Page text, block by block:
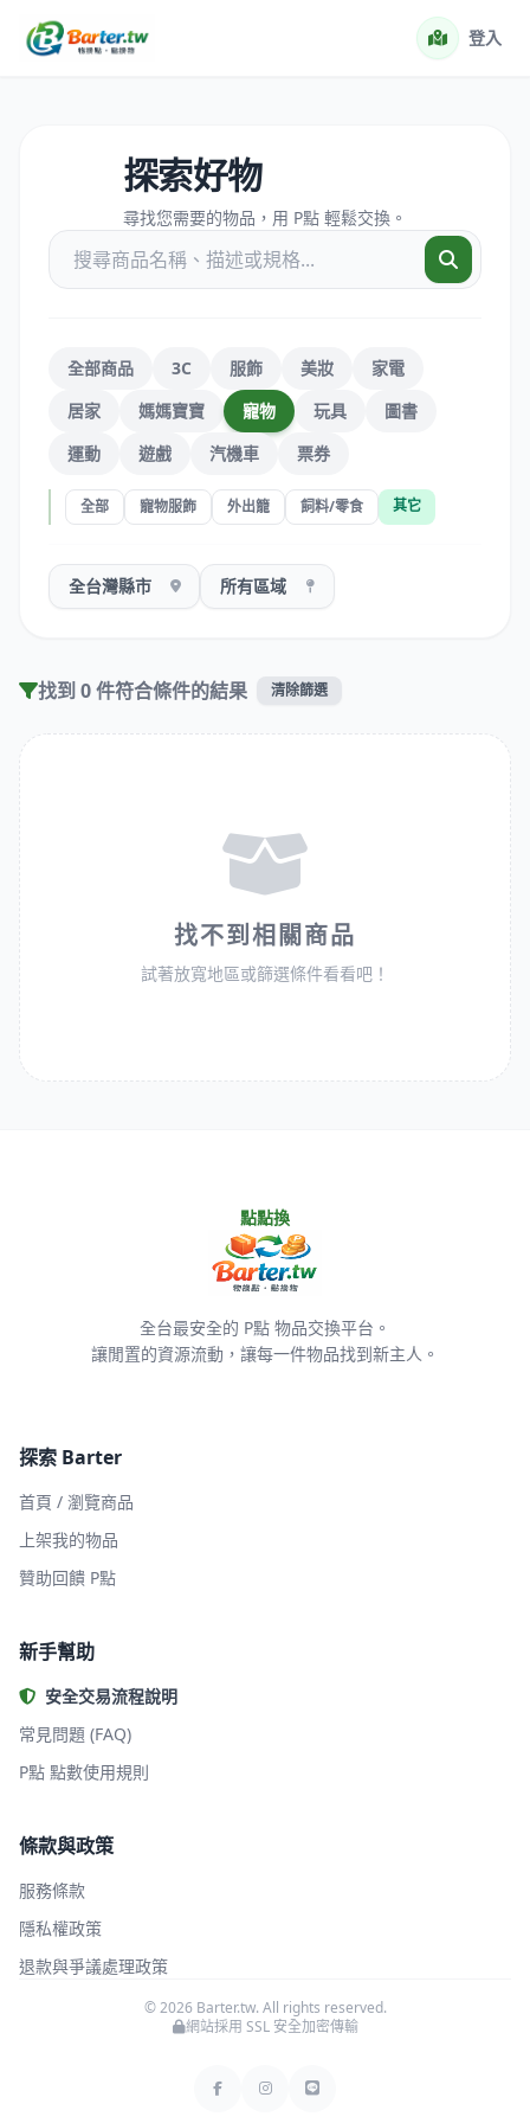
登入
探索好物
尋找您需要的物品，用 P點 輕鬆交換。
全部商品 3C 服飾 美妝
家電
居家
媽媽寶寶 寵物 玩具
圖書
運動
遊戲 汽機車 票券
全部 寵物服飾 外出籠 飼料/零食 其它
找到 0 件符合條件的結果 清除篩選
找不到相關商品
試著放寬地區或篩選條件看看吧！
點點換
全台最安全的 P點 物品交換平台。
讓閒置的資源流動，讓每一件物品找到新主人。
探索 Barter
首頁 / 瀏覽商品
上架我的物品
贊助回饋 P點
新手幫助
安全交易流程說明
常見問題 (FAQ)
P點 點數使用規則
條款與政策
服務條款
隱私權政策
退款與爭議處理政策
© 2026 Barter.tw. All rights reserved.
網站採用 SSL 安全加密傳輸